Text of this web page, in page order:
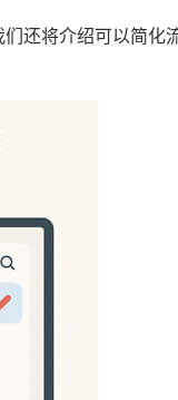
还将介绍可以简化